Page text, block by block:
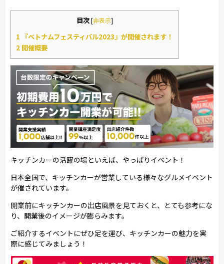
目次[非表示]
1 『ベトナムフェスティバル2023』が開催されます！
2 開催概要
キッチンカーの活躍の場といえば、やっぱりイベント！
日本全国で、キッチンカーが営業している様々なグルメイベント
が催されています。
開業前にキッチンカーの出店風景を見ておくと、とても参考にな
り、開業後のイメージが膨らみます。
ご紹介するイベントにぜひ足を運び、キッチンカーの魅力を実
際に感じてみましょう！